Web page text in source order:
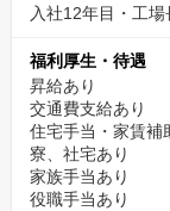
入社12年目・工
福利厚生・待遇
昇給あり
交通費支給あり
住宅手当・家賃補
寮、社宅あり
家族手当あり
役職手当あり